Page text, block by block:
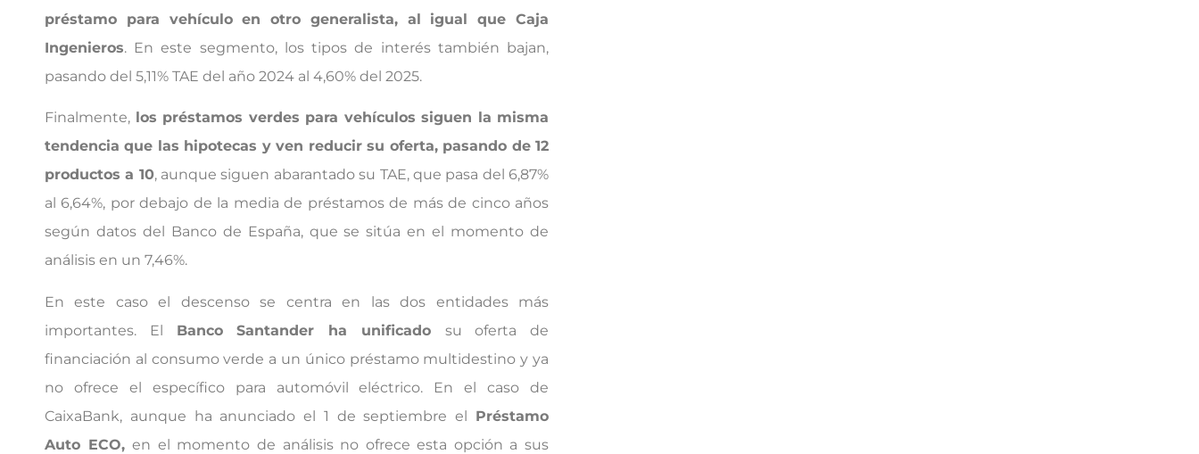
préstamo para vehículo en otro generalista, al igual que Caja
Ingenieros. En este segmento, los tipos de interés también bajan,
pasando del 5,11% TAE del año 2024 al 4,60% del 2025.
Finalmente, los préstamos verdes para vehículos siguen la misma
tendencia que las hipotecas y ven reducir su oferta, pasando de 12
productos a 10, aunque siguen abarantado su TAE, que pasa del 6,87%
al 6,64%, por debajo de la media de préstamos de más de cinco años
según datos del Banco de España, que se sitúa en el momento de
análisis en un 7,46%.
En este caso el descenso se centra en las dos entidades más
importantes. El Banco Santander ha unificado su oferta de
financiación al consumo verde a un único préstamo multidestino y ya
no ofrece el específico para automóvil eléctrico. En el caso de
CaixaBank, aunque ha anunciado el 1 de septiembre el Préstamo
Auto ECO,en el momento de análisis no ofrece esta opción a sus